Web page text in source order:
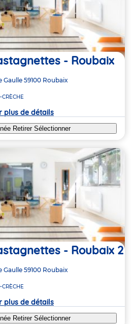
- Roubaix
Gaulle 59100 Roubaix
CRÈCHE
plus de détails
Retirer Sélectionner
- Roubaix 2
Gaulle 59100 Roubaix
CRÈCHE
plus de détails
Retirer Sélectionner